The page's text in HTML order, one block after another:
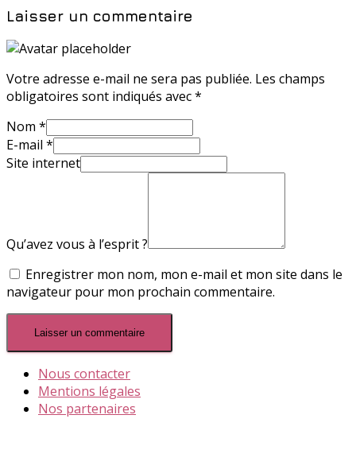
Laisser un commentaire
Votre adresse e-mail ne sera pas publiée. Les champs
obligatoires sont indiqués avec*
Nom *
E-mail *
Site internet
Qu’avez vous à l’esprit ?
Enregistrer mon nom, mon e-mail et mon site dans le
navigateur pour mon prochain commentaire.
Nous contacter
Mentions légales
Nos partenaires